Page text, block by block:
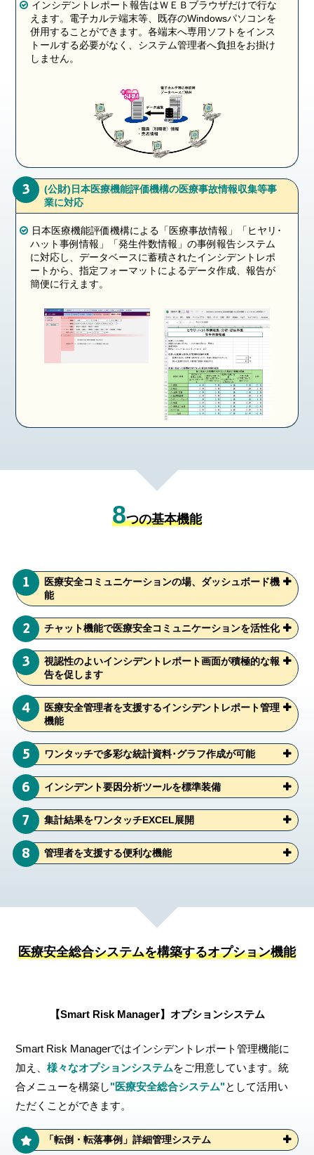
インシデントレポート報告はＷＥＢブラウザだけで行な
えます。電子カルテ端末等、既存のWindowsパソコンを
併用することができます。各端末へ専用ソフトをインス
トールする必要がなく、システム管理者へ負担をお掛け
しません。
3
(公財)日本医療機能評価機構の医療事故情報収集等事
業に対応
日本医療機能評価機構による「医療事故情報」「ヒヤリ･
ハット事例情報」「発生件数情報」の事例報告システム
に対応し、データベースに蓄積されたインシデントレポ
ートから、指定フォーマットによるデータ作成、報告が
簡便に行えます。
8つの基本機能
1
医療安全コミュニケーションの場、ダッシュボード機
能
2 チャット機能で医療安全コミュニケーションを活性化
3
視認性のよいインシデントレポート画面が積極的な報
告を促します
4
医療安全管理者を支援するインシデントレポート管理
機能
5 ワンタッチで多彩な統計資料･グラフ作成が可能
6 インシデント要因分析ツールを標準装備
7 集計結果をワンタッチEXCEL展開
8 管理者を支援する便利な機能
医療安全総合システムを構築するオプション機能
【Smart Risk Manager】オプションシステム
Smart Risk Managerではインシデントレポート管理機能に
加え、様々なオプションシステムをご用意しています。統
合メニューを構築し"医療安全総合システム"として活用い
ただくことができます。
「転倒・転落事例」詳細管理システム